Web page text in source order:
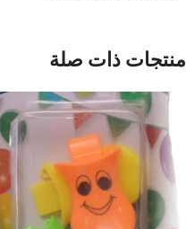
منتجات ذات صلة